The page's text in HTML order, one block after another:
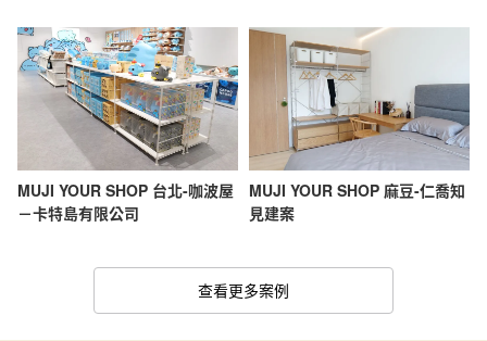
MUJI YOUR SHOP 台北-咖波屋
－卡特島有限公司
MUJI YOUR SHOP 麻豆-仁喬知
見建案
查看更多案例